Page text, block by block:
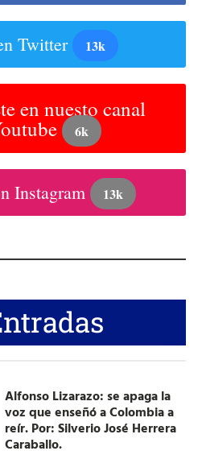
Twitter 13k
en nuesto canal
6k
Instagram 13k
Alfonso Lizarazo: se apaga la
voz que enseñó a Colombia a
reír. Por: Silverio José Herrera
Caraballo.